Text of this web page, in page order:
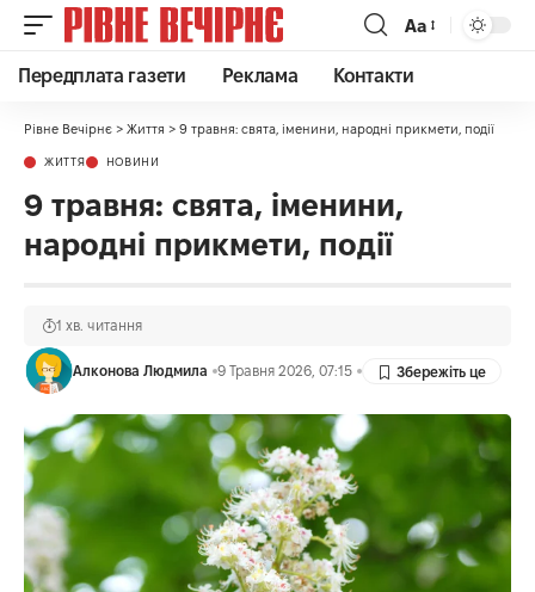
Аа
Передплата газети Реклама Контакти
Рівне Вечірнє > Життя > 9 травня: свята, іменини, народні прикмети, події
ЖИТТЯ НОВИНИ
9 травня: свята, іменини,
народні прикмети, події
Алконова Людмила 9 Травня 2026, 07:15
1 хв. читання